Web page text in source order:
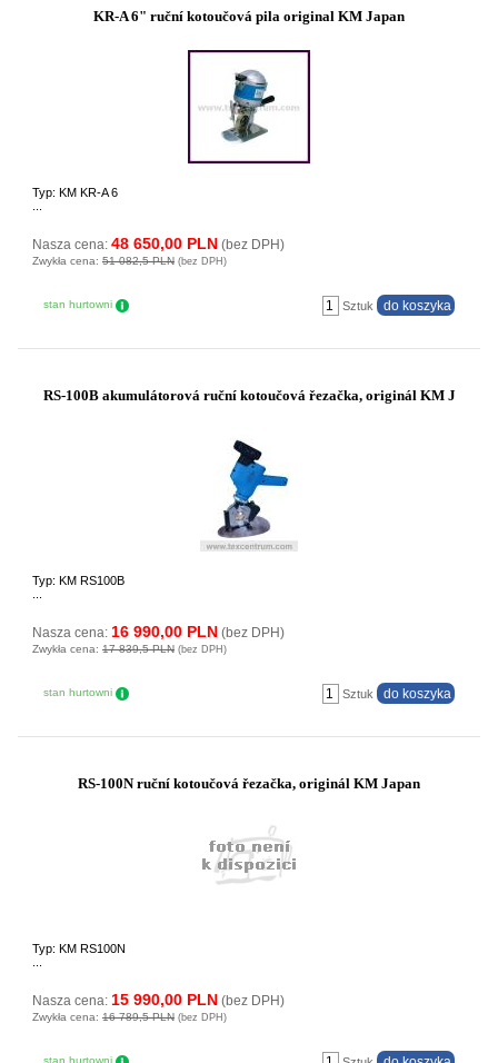
KR-A 6" ruční kotoučová pila original KM Japan
Typ: KM KR-A 6
Nasza cena: 48 650,00 PLN (bez DPH)
Zwykła cena: 51 082,5 PLN (bez DPH)
stan hurtowni Sztuk
RS-100B akumulátorová ruční kotoučová řezačka, originál KM J
Typ: KM RS100B
Nasza cena: 16 990,00 PLN (bez DPH)
Zwykła cena: 17 839,5 PLN (bez DPH)
stan hurtowni Sztuk
RS-100N ruční kotoučová řezačka, originál KM Japan
Typ: KM RS100N
Nasza cena: 15 990,00 PLN (bez DPH)
Zwykła cena: 16 789,5 PLN (bez DPH)